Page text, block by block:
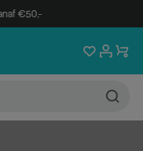
€50,-